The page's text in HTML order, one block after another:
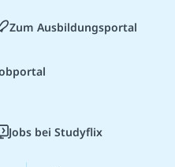
Zum Ausbildungsportal
Jobs bei Studyflix